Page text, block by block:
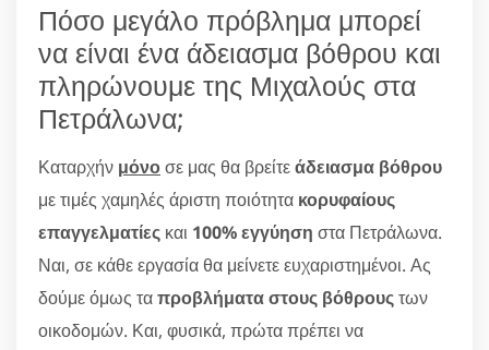
Πόσο μεγάλο πρόβλημα μπορεί
να είναι ένα άδειασμα βόθρου και
πληρώνουμε της Μιχαλούς στα
Πετράλωνα;
Καταρχήν μόνοσε μας θα βρείτεάδειασμα βόθρου
με τιμές χαμηλές άριστη ποιότητα κορυφαίους
επαγγελματίες και 100% εγγύηση στα Πετράλωνα.
Ναι, σε κάθε εργασία θα μείνετε ευχαριστημένοι. Ας
δούμε όμως ταπροβλήματα στους βόθρουςτων
οικοδομών. Και, φυσικά, πρώτα πρέπει να